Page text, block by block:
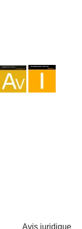
Avis juridique